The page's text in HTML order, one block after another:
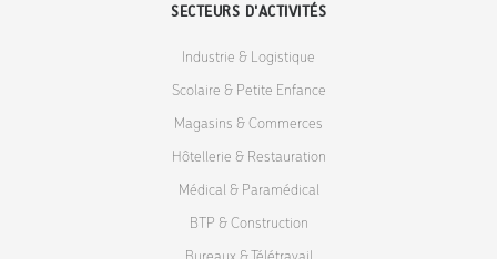
SECTEURS D'ACTIVITÉS
Industrie & Logistique
Scolaire & Petite Enfance
Magasins & Commerces
Hôtellerie & Restauration
Médical & Paramédical
BTP & Construction